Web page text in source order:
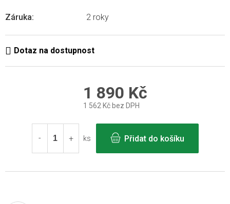
Záruka: 2 roky
1 890 Kč
1 562 Kč bez DPH
cena:
ks
Přidat do košíku